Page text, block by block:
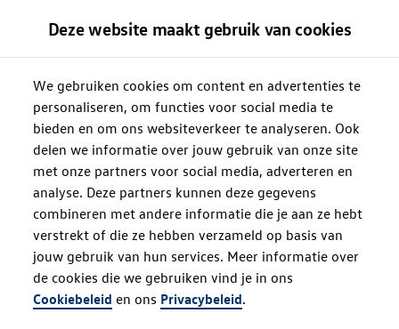
Deze website maakt gebruik van cookies
We gebruiken cookies om content en advertenties te
personaliseren, om functies voor social media te
bieden en om ons websiteverkeer te analyseren. Ook
delen we informatie over jouw gebruik van onze site
met onze partners voor social media, adverteren en
analyse. Deze partners kunnen deze gegevens
combineren met andere informatie die je aan ze hebt
verstrekt of die ze hebben verzameld op basis van
jouw gebruik van hun services. Meer informatie over
de cookies die we gebruiken vind je in ons
Cookiebeleid en ons Privacybeleid.
Oops!